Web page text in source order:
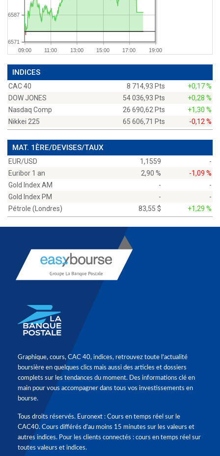
09:00 11:00 13:00 15:00 17:00 19:00
6571
6587
INDICES
CAC 40 8 714,93 Pts
+0,17 %
DOW JONES
54 036,93 Pts
+0,28 %
Nasdaq Comp
26 690,62 Pts
+1,30 %
Nikkei 225
65 606,71 Pts -0,12 %
MAT. 1ÈRE/DEVISES/TAUX
EUR/USD 1,1559
-
Euribor 1 an
2,90 %
-1,09 %
Gold Index AM
-
-
Gold Index PM
-
-
Pétrole (Londres)
83,55 $ +1,29 %
Graphique, cours, CAC 40, indices, retrouvez toute l'actualité
boursière en quelques clics mais aussi des articles et dossiers
complets sur les tendances du moment. Des informations clé en
main pour vous accompagner dans tous vos investissements en
bourse.
Tous droits réservés. Euronext : Cours en temps réel sur le
CAC40. Cours différés d'au moins 15 minutes sur les valeurs et
autres indices. Pour les clients connectés : cours en temps réel sur
toutes valeurs et indices.